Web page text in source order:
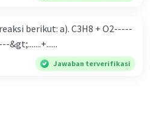
berikut: a). C3H8 + O2-----
&gt;.......+......
Jawaban terverifikasi